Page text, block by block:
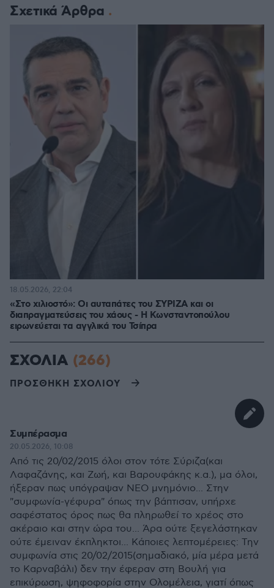
Σχετικά Άρθρα
«Στο χιλιοστό»: Οι αυταπάτες του ΣΥΡΙΖΑ και οι
διαπραγματεύσεις του χάους - Η Κωνσταντοπούλου
ειρωνεύεται τα αγγλικά του Τσίπρα
18.05.2026, 22:04
ΣΧΟΛΙΑ (266)
ΠΡΟΣΘΗΚΗ ΣΧΟΛΙΟΥ
Συμπέρασμα
20.05.2026, 10:08
Από τις 20/02/2015 όλοι στον τότε Σύριζα(και
Λαφαζάνης, και Ζωή, και Βαρουφάκης κ.α.), μα όλοι,
ήξεραν πως υπόγραψαν ΝΕΟ μνημόνιο... Στην
"συμφωνία-γέφυρα" όπως την βάπτισαν, υπήρχε
σαφέστατος όρος πως θα πληρωθεί το χρέος στο
ακέραιο και στην ώρα του... Άρα ούτε ξεγελάστηκαν
ούτε έμειναν έκπληκτοι... Κάποιες λεπτομέρειες: Την
συμφωνία στις 20/02/2015(σημαδιακό, μία μέρα μετά
το Καρναβάλι) δεν την έφεραν στη Βουλή για
επικύρωση, ψηφοφορία στην Ολομέλεια, γιατί όπως